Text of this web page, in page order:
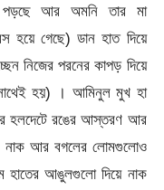
পড়ছে আর অমনি তার মা
হয়ে গেছে) ডান হাত দিয়ে
নিজের পরনের কাপড় দিয়ে
হয়) । আমিনুল মুখ হা
হলদেটে রঙের আস্তরণ আর
নাক আর বগলের লোমগুলোও
হাতের আঙুলগুলো দিয়ে নাক